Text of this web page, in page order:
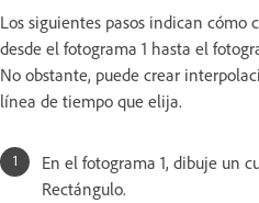
Los siguientes pasos indican
desde el fotograma 1 hasta el
No obstante, puede crear
línea de tiempo que elija.
En el fotograma 1, dibuje un
Rectángulo.